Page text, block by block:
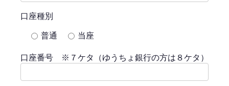
口座種別
普通
当座
口座番号 ※７ケタ（ゆうちょ銀行の方は８ケタ）